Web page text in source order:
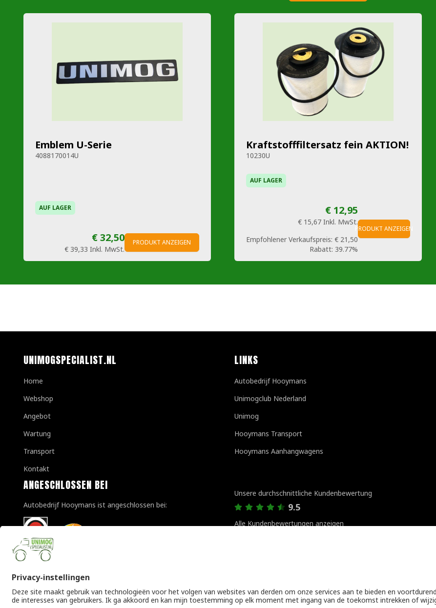
Emblem U-Serie
4088170014U
AUF LAGER
€ 32,50
€ 39,33 Inkl. MwSt.
PRODUKT ANZEIGEN
Kraftstofffiltersatz fein AKTION!
10230U
AUF LAGER
€ 12,95
€ 15,67 Inkl. MwSt.
Empfohlener Verkaufspreis: € 21,50
Rabatt: 39.77%
PRODUKT ANZEIGEN
UNIMOGSPECIALIST.NL
Home
Webshop
Angebot
Wartung
Transport
Kontakt
ANGESCHLOSSEN BEI
Autobedrijf Hooymans ist angeschlossen bei:
LINKS
Autobedrijf Hooymans
Unimogclub Nederland
Unimog
Hooymans Transport
Hooymans Aanhangwagens
Unsere durchschnittliche Kundenbewertung
9.5
Alle Kundenbewertungen anzeigen